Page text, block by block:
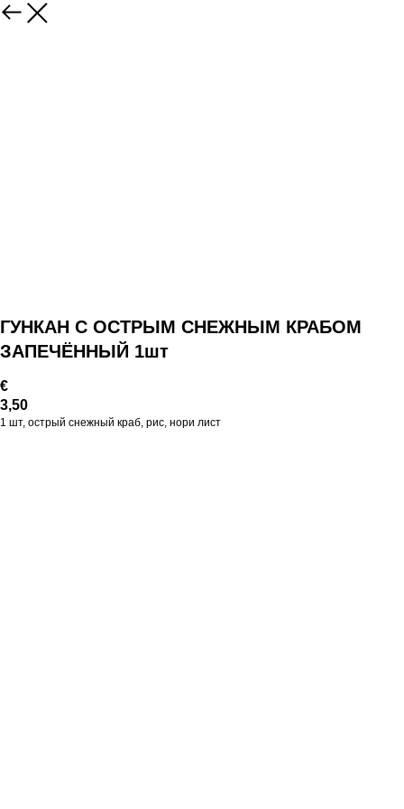
ГУНКАН С ОСТРЫМ СНЕЖНЫМ КРАБОМ
ЗАПЕЧЁННЫЙ 1шт
€
3,50
1 шт, острый снежный краб, рис, нори лист